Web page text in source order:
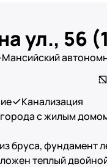
ул., 56
Канализация
с жилым
бруса, фундамент
теплый